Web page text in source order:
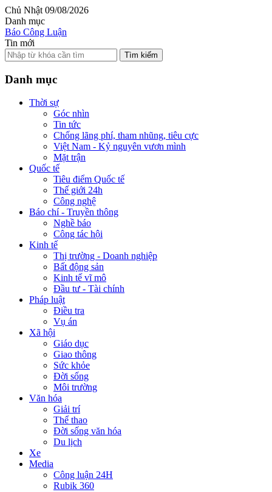
Chủ Nhật 09/08/2026
Danh mục
Báo Công Luận
Tin mới
Tìm kiếm
Danh mục
Thời sự
Góc nhìn
Tin tức
Chống lãng phí, tham nhũng, tiêu cực
Việt Nam - Kỷ nguyên vươn mình
Mặt trận
Quốc tế
Tiêu điểm Quốc tế
Thế giới 24h
Công nghệ
Báo chí - Truyền thông
Nghề báo
Công tác hội
Kinh tế
Thị trường - Doanh nghiệp
Bất động sản
Kinh tế vĩ mô
Đầu tư - Tài chính
Pháp luật
Điều tra
Vụ án
Xã hội
Giáo dục
Giao thông
Sức khỏe
Đời sống
Môi trường
Văn hóa
Giải trí
Thể thao
Đời sống văn hóa
Du lịch
Xe
Media
Công luận 24H
Rubik 360